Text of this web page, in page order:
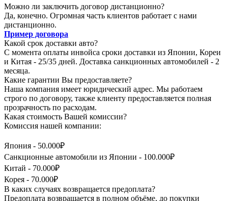
Можно ли заключить договор дистанционно?
Да, конечно. Огромная часть клиентов работает с нами
дистанционно.
Пример договора
Какой срок доставки авто?
С момента оплаты инвойса сроки доставки из Японии, Кореи
и Китая - 25/35 дней. Доставка санкционных автомобилей - 2
месяца.
Какие гарантии Вы предоставляете?
Наша компания имеет юридический адрес. Мы работаем
строго по договору, также клиенту предоставляется полная
прозрачность по расходам.
Какая стоимость Вашей комиссии?
Комиссия нашей компании:
Япония - 50.000₽
Санкционные автомобили из Японии - 100.000₽
Китай - 70.000₽
Корея - 70.000₽
В каких случаях возвращается предоплата?
Предоплата возвращается в полном объёме, до покупки